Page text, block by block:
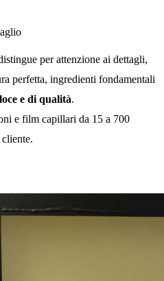
per attenzione ai dettagli,
perfetta, ingredienti fondamentali
e di qualità.
e film capillari da 15 a 700